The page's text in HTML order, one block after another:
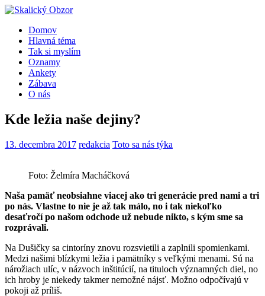
Domov
Hlavná téma
Tak si myslím
Oznamy
Ankety
Zábava
O nás
Kde ležia naše dejiny?
13. decembra 2017 redakcia Toto sa nás týka
Foto: Želmíra Macháčková
Naša pamäť neobsiahne viacej ako tri generácie pred nami a tri
po nás. Vlastne to nie je až tak málo, no i tak niekoľko
desaťročí po našom odchode už nebude nikto, s kým sme sa
rozprávali.
Na Dušičky sa cintoríny znovu rozsvietili a zaplnili spomienkami.
Medzi našimi blízkymi ležia i pamätníky s veľkými menami. Sú na
nárožiach ulíc, v názvoch inštitúcií, na tituloch významných diel, no
ich hroby je niekedy takmer nemožné nájsť. Možno odpočívajú v
pokoji až príliš.